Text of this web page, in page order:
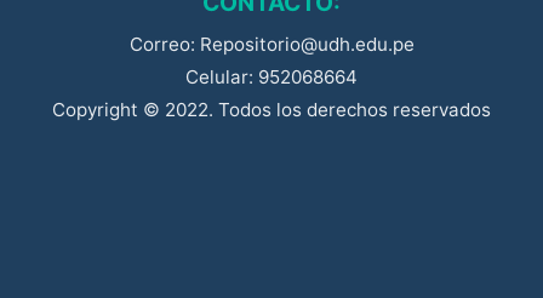
Correo: Repositorio@udh.edu.pe
Celular: 952068664
Copyright © 2022. Todos los derechos reservados